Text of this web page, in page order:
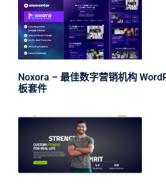
Noxora – 最佳数字营销机构
板套件